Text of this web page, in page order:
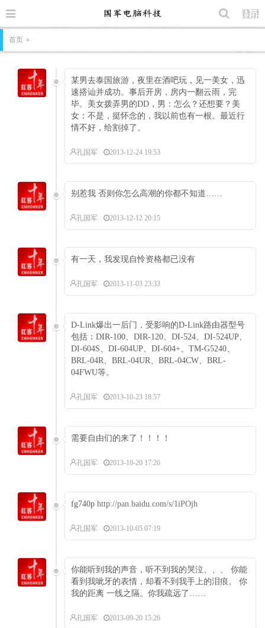
首页 »
某男去泰国旅游，夜里在酒吧玩，见一美女，迅
速搭讪并成功。事后开房，房内一翻云雨，完
毕。美女拨弄男的DD，男：怎么？还想要？美
女：不是，挺怀念的，我以前也有一根。最近行
情不好，给割掉了。
孔国军 2013-12-24 19:53
别惹我 否则你怎么高潮的你都不知道……
孔国军 2013-12-12 20:15
有一天，我发现自怜资格都已没有
孔国军 2013-11-03 23:33
D-Link爆出一后门，受影响的D-Link路由器型号
包括：DIR-100、DIR-120、DI-524、DI-524UP、
DI-604S、DI-604UP、DI-604+、TM-G5240、
BRL-04R、BRL-04UR、BRL-04CW、BRL-
04FWU等。
孔国军 2013-10-23 18:57
需要自由们的来了！！！！
孔国军 2013-10-20 17:26
fg740p http://pan.baidu.com/s/1iPOjh
孔国军 2013-10-05 07:19
你能听到我的声音，听不到我的哭泣、、、 你能
看到我呲牙的表情，却看不到我手上的泪痕。 你
我的距离 一线之隔。你我疏远了……
孔国军 2013-09-20 15:26